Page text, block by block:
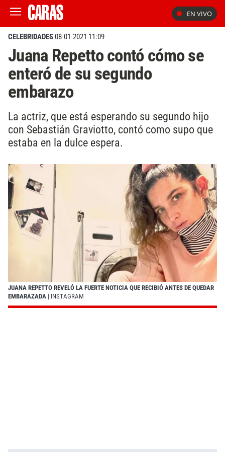
EN VIVO
CELEBRIDADES08-01-2021 11:09
Juana Repetto contó cómo se
enteró de su segundo
embarazo
La actriz, que está esperando su segundo hijo
con Sebastián Graviotto, contó como supo que
estaba en la dulce espera.
JUANA REPETTO REVELÓ LA FUERTE NOTICIA QUE RECIBIÓ ANTES DE QUEDAR
EMBARAZADA | INSTAGRAM